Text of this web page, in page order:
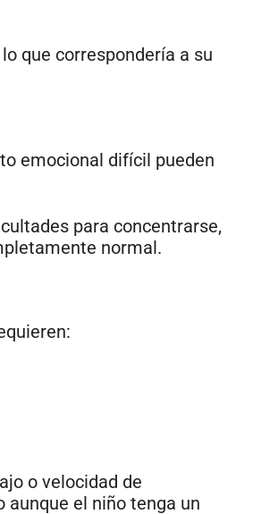
que correspondería a su
emocional difícil pueden
para concentrarse,
normal.
o velocidad de
aunque el niño tenga un